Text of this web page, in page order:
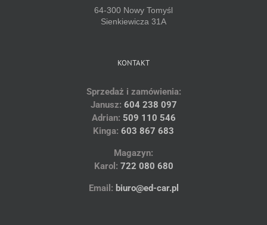
64-300 Nowy Tomyśl
Sienkiewicza 31A
KONTAKT
Sprzedaż i zamówienia:
Janusz: 604 238 097
Adrian: 509 110 546
Kinga: 603 867 683
Magazyn:
Karol: 722 080 680
Email: biuro@ed-car.pl